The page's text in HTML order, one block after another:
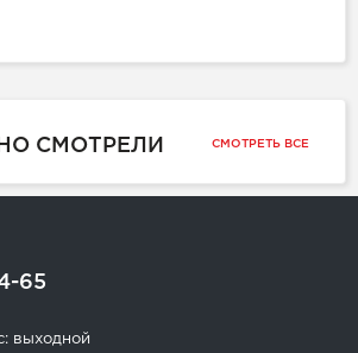
СМОТРЕЛИ СМОТРЕТЬ ВСЕ
65
выходной